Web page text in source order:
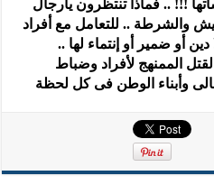
!!! .. فماذا تنتظرون يارجال
والشرطة .. للتعامل مع أفراد
أو ضمير أو إنتماء لها ..
الممنهج لأفراد وضباط
وأبناء الوطن فى كل لحظة